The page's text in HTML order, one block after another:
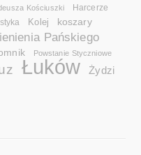
Kościuszki Harcerze
Kolej koszary
Pańskiego
Powstanie Styczniowe
Łuków Żydzi